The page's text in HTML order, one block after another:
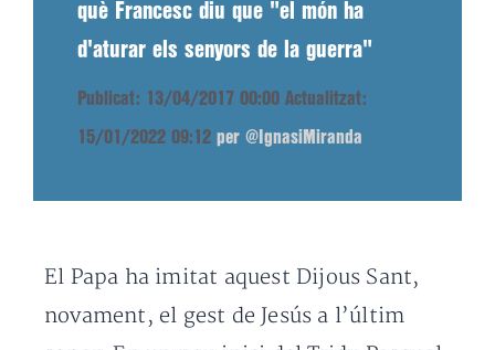
què Francesc diu que "el món ha
d'aturar els senyors de la guerra"
Publicat: 13/04/2017 00:00 Actualitzat:
15/01/2022 09:12 per @IgnasiMiranda
El Papa ha imitat aquest Dijous Sant,
novament, el gest de Jesús a l’últim